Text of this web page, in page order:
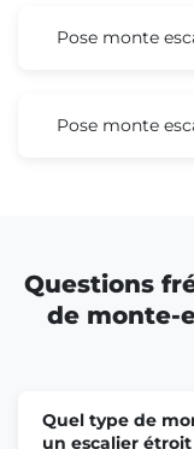
Pose monte
Pose monte
Questions
de monte-
Quel type de
un escalier étroit